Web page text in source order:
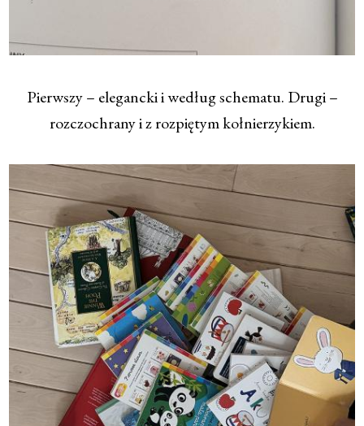
Pierwszy – elegancki i według schematu. Drugi –
rozczochrany i z rozpiętym kołnierzykiem.